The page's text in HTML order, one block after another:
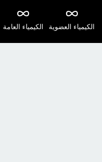
الكيمياء العامة الكيمياء العضوية